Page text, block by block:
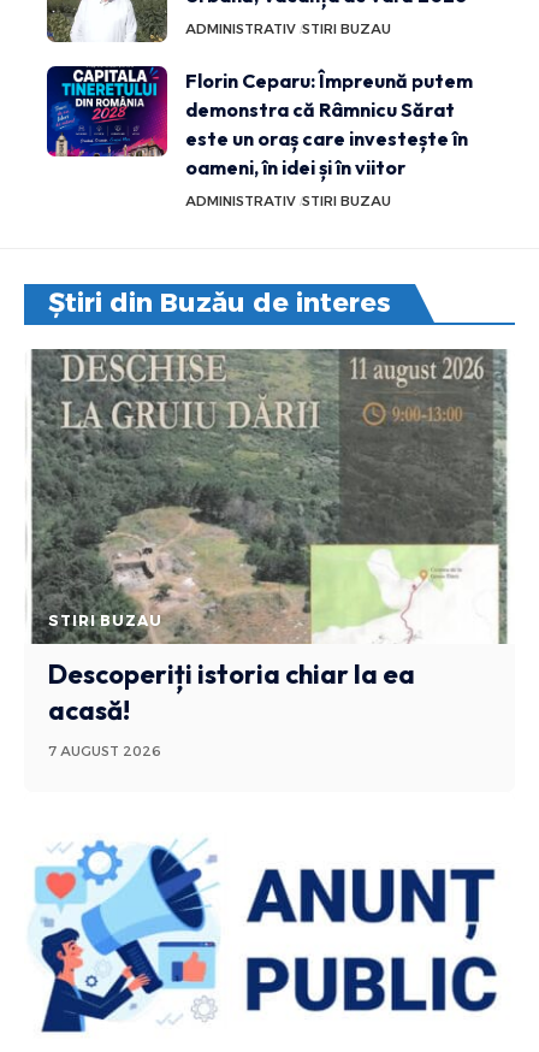
ADMINISTRATIV STIRI BUZAU
Florin Ceparu: Împreună putem
demonstra că Râmnicu Sărat
este un oraș care investește în
oameni, în idei și în viitor
ADMINISTRATIV STIRI BUZAU
Știri din Buzău de interes
STIRI BUZAU
Descoperiți istoria chiar la ea
acasă!
7 AUGUST 2026